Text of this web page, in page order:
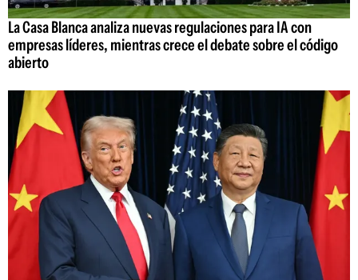
La Casa Blanca analiza nuevas regulaciones para IA con
empresas líderes, mientras crece el debate sobre el código
abierto